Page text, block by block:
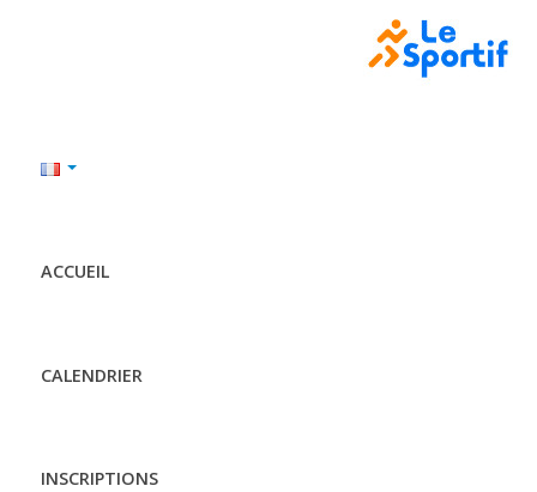
ACCUEIL
CALENDRIER
INSCRIPTIONS